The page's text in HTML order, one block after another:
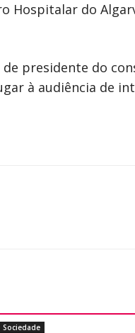
Hospitalar do
presidente do
à audiência de
Sociedade